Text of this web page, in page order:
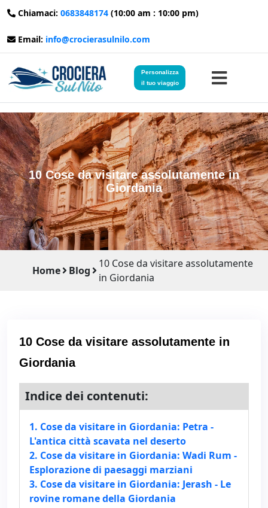
Chiamaci: 0683848174 (10:00 am : 10:00 pm)
Email: info@crocierasulnilo.com
Personalizza
il tuo viaggio
Home
Viaggi in Egitto
Crociere sul Nilo
Viaggi in Giordania
10 Cose da visitare assolutamente in
Giordania
Home Blog
10 Cose da visitare assolutamente
in Giordania
10 Cose da visitare assolutamente in
Giordania
Indice dei contenuti:
1. Cose da visitare in Giordania: Petra -
L'antica città scavata nel deserto
2. Cose da visitare in Giordania: Wadi Rum -
Esplorazione di paesaggi marziani
3. Cose da visitare in Giordania: Jerash - Le
rovine romane della Giordania